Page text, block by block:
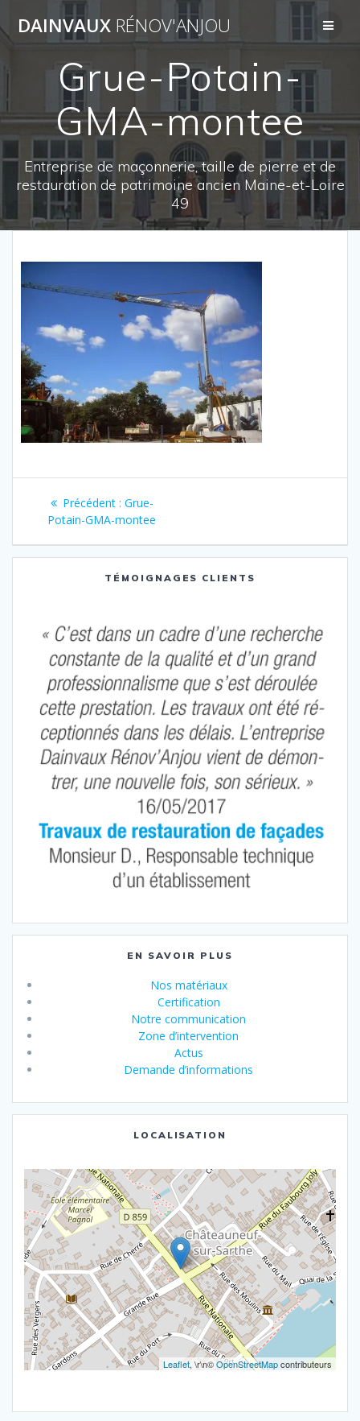
Passer
au
contenu
DAINVAUX RÉNOV'ANJOU
Grue-Potain-
GMA-montee
Entreprise de maçonnerie, taille de pierre et de
restauration de patrimoine ancien Maine-et-Loire
49
Navigation
l’article
Précédent : Article
précédent
Grue-
Potain-GMA-montee
TÉMOIGNAGES CLIENTS
EN SAVOIR PLUS
Nos matériaux
Certification
Notre communication
Zone d’intervention
Actus
Demande d’informations
LOCALISATION
Leaflet, \r\n©OpenStreetMapcontributeurs